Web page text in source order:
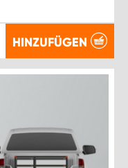
HINZUFÜGEN